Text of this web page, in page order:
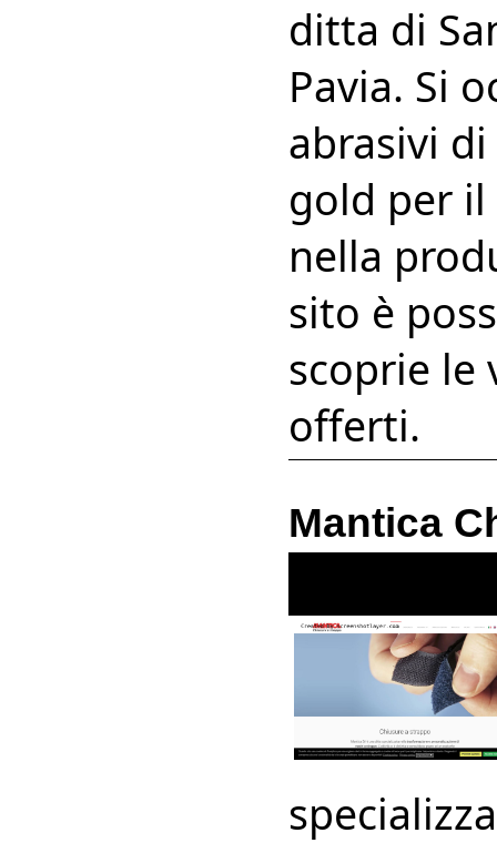
ditta di
Pavia. Si
abrasivi
gold per
nella
sito è
scoprie
offerti.
Mantica